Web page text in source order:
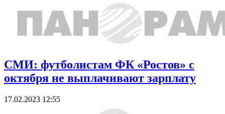
СМИ: футболистам ФК «Ростов» с
октября не выплачивают зарплату
17.02.2023 12:55